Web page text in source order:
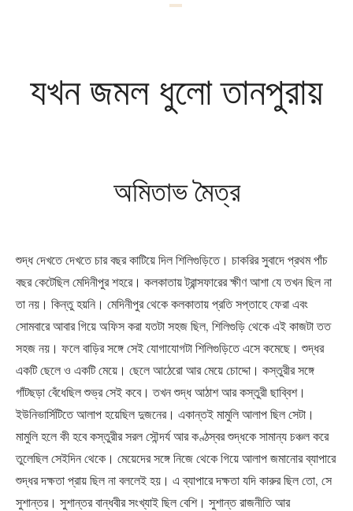
যখন জমল ধুলো তানপুরায়
অমিতাভ মৈত্র
শুদ্ধ দেখতে দেখতে চার বছর কাটিয়ে দিল শিলিগুড়িতে। চাকরির সুবাদে প্রথম পাঁচ
বছর কেটেছিল মেদিনীপুর শহরে। কলকাতায় ট্রান্সফারের ক্ষীণ আশা যে তখন ছিল না
তা নয়। কিন্তু হয়নি। মেদিনীপুর থেকে কলকাতায় প্রতি সপ্তাহে ফেরা এবং
সোমবারে আবার গিয়ে অফিস করা যতটা সহজ ছিল, শিলিগুড়ি থেকে এই কাজটা তত
সহজ নয়। ফলে বাড়ির সঙ্গে সেই যোগাযোগটা শিলিগুড়িতে এসে কমেছে। শুদ্ধর
একটি ছেলে ও একটি মেয়ে। ছেলে আঠেরো আর মেয়ে চোদ্দো। কস্তুরীর সঙ্গে
গাঁটছড়া বেঁধেছিল শুভ্র সেই কবে। তখন শুদ্ধ আঠাশ আর কস্তুরী ছাব্বিশ।
ইউনিভার্সিটিতে আলাপ হয়েছিল দুজনের। একান্তই মামুলি আলাপ ছিল সেটা।
মামুলি হলে কী হবে কস্তুরীর সরল সৌন্দর্য আর কণ্ঠস্বর শুদ্ধকে সামান্য চঞ্চল করে
তুলেছিল সেইদিন থেকে। মেয়েদের সঙ্গে নিজে থেকে গিয়ে আলাপ জমানোর ব্যাপারে
শুদ্ধর দক্ষতা প্রায় ছিল না বললেই হয়। এ ব্যাপারে দক্ষতা যদি কারুর ছিল তো, সে
সুশান্তর। সুশান্তর বান্ধবীর সংখ্যাই ছিল বেশি। সুশান্ত রাজনীতি আর